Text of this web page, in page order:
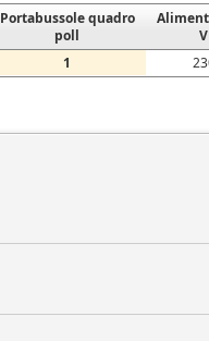
Portabussole quadro
poll
V
1